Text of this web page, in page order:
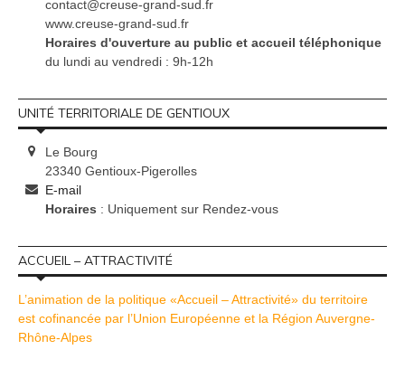
contact@creuse-grand-sud.fr
www.creuse-grand-sud.fr
Horaires d'ouverture au public et accueil téléphonique
du lundi au vendredi : 9h-12h
UNITÉ TERRITORIALE DE GENTIOUX
Le Bourg
23340 Gentioux-Pigerolles
E-mail
Horaires : Uniquement sur Rendez-vous
ACCUEIL – ATTRACTIVITÉ
L’animation de la politique «Accueil – Attractivité» du territoire
est cofinancée par l’Union Européenne et la Région Auvergne-
Rhône-Alpes